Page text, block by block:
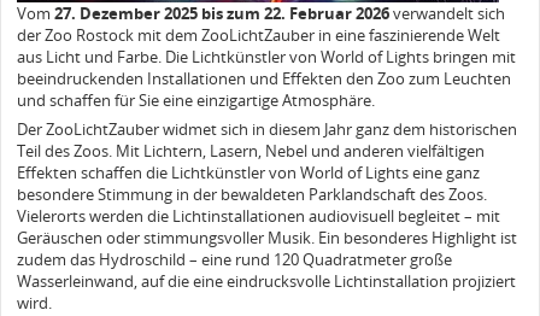
Vom 27. Dezember 2025 bis zum 22. Februar 2026verwandelt sich
der Zoo Rostock mit dem ZooLichtZauber in eine faszinierende Welt
aus Licht und Farbe. Die Lichtkünstler von World of Lights bringen mit
beeindruckenden Installationen und Effekten den Zoo zum Leuchten
und schaffen für Sie eine einzigartige Atmosphäre.
Der ZooLichtZauber widmet sich in diesem Jahr ganz dem historischen
Teil des Zoos. Mit Lichtern, Lasern, Nebel und anderen vielfältigen
Effekten schaffen die Lichtkünstler von World of Lights eine ganz
besondere Stimmung in der bewaldeten Parklandschaft des Zoos.
Vielerorts werden die Lichtinstallationen audiovisuell begleitet – mit
Geräuschen oder stimmungsvoller Musik. Ein besonderes Highlight ist
zudem das Hydroschild – eine rund 120 Quadratmeter große
Wasserleinwand, auf die eine eindrucksvolle Lichtinstallation projiziert
wird.